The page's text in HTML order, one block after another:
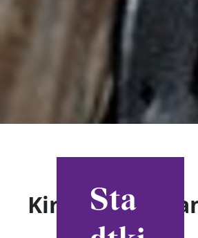
Sta
Kirche im